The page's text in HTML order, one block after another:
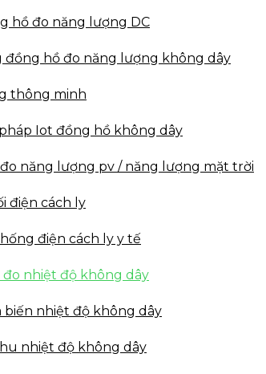
hồ đo năng lượng DC
đồng hồ đo năng lượng không dây
thông minh
Iot đồng hồ không dây
năng lượng pv / năng lượng mặt trời
điện cách ly
điện cách ly y tế
đo nhiệt độ không dây
biến nhiệt độ không dây
nhiệt độ không dây